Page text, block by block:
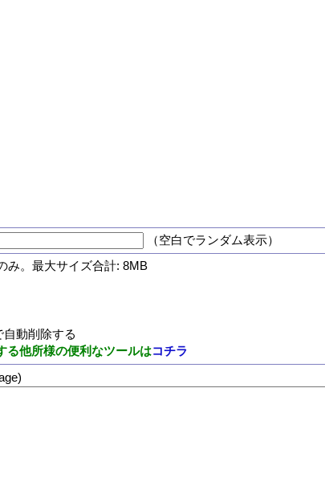
（空白でランダム表示）
み。最大サイズ合計: 8MB
動削除する
る他所様の便利なツールはコチラ